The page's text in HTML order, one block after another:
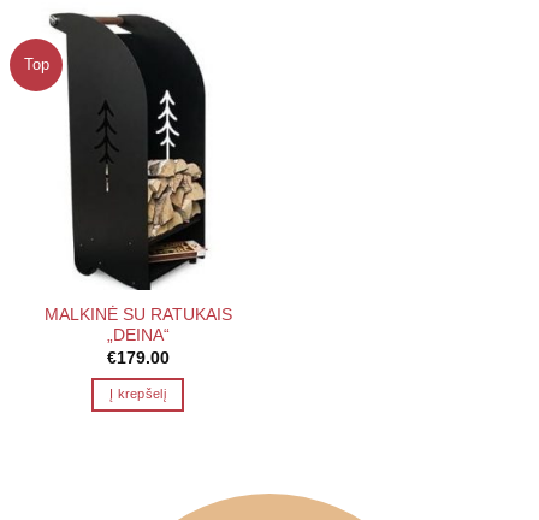
Top
MALKINĖ SU RATUKAIS
„DEINA“
€179.00
Į krepšelį